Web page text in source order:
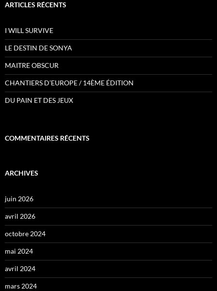
ARTICLES RÉCENTS
I WILL SURVIVE
LE DESTIN DE SONYA
MAITRE OBSCUR
CHANTIERS D’EUROPE / 14ÈME ÉDITION
DU PAIN ET DES JEUX
COMMENTAIRES RÉCENTS
ARCHIVES
juin 2026
avril 2026
octobre 2024
mai 2024
avril 2024
mars 2024